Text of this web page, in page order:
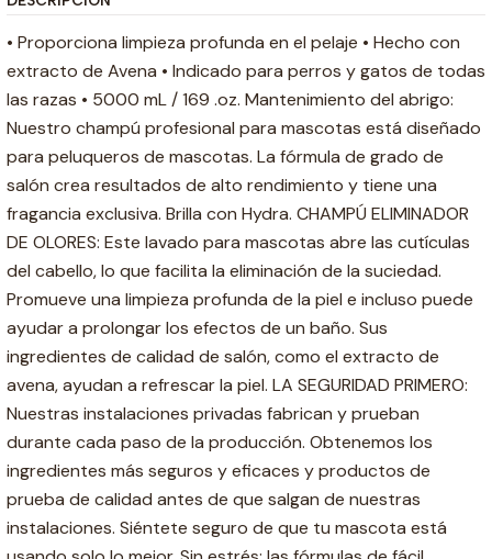
• Proporciona limpieza profunda en el pelaje • Hecho con
extracto de Avena • Indicado para perros y gatos de todas
las razas • 5000 mL / 169 .oz. Mantenimiento del abrigo:
Nuestro champú profesional para mascotas está diseñado
para peluqueros de mascotas. La fórmula de grado de
salón crea resultados de alto rendimiento y tiene una
fragancia exclusiva. Brilla con Hydra. CHAMPÚ ELIMINADOR
DE OLORES: Este lavado para mascotas abre las cutículas
del cabello, lo que facilita la eliminación de la suciedad.
Promueve una limpieza profunda de la piel e incluso puede
ayudar a prolongar los efectos de un baño. Sus
ingredientes de calidad de salón, como el extracto de
avena, ayudan a refrescar la piel. LA SEGURIDAD PRIMERO:
Nuestras instalaciones privadas fabrican y prueban
durante cada paso de la producción. Obtenemos los
ingredientes más seguros y eficaces y productos de
prueba de calidad antes de que salgan de nuestras
instalaciones. Siéntete seguro de que tu mascota está